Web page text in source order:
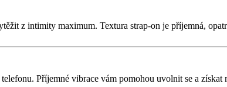
z intimity maximum. Textura strap-on je příjemná,
Příjemné vibrace vám pomohou uvolnit se a